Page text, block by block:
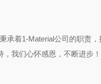
承着1-Material公司的职责
，我们心怀感恩，不断进步